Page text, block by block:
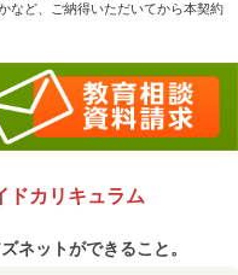
など、ご納得いただいてから本契約
ドカリキュラム
ネットができること。